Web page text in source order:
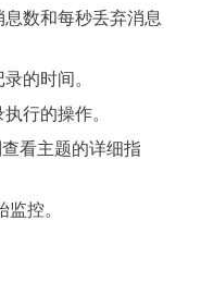
息数和每秒丢弃消息
的时间。
行的操作。
看主题的详细指
控。